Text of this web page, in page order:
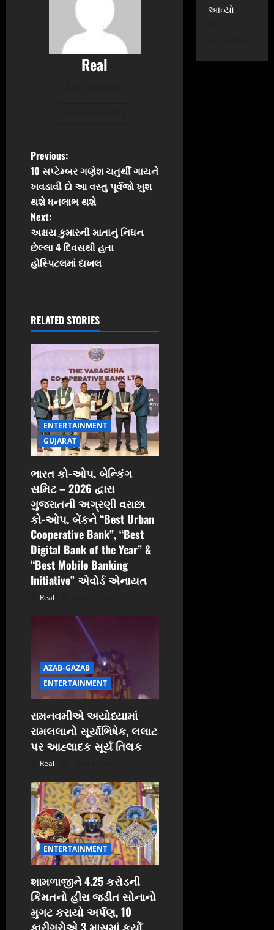
Real
P
o
s
t
n
v
i
g
a
t
i
o
n
Previous:
10 સપ્ટેમ્બર ગણેશ ચતુર્થી ગાયને
ખવડાવી દો આ વસ્તુ પૂર્વજો ખુશ
થશે ધનલાભ થશે
Next:
અક્ષય કુમારની માતાનું નિધન
છેલ્લા 4 દિવસથી હતા
હોસ્પિટલમાં દાખલ
RELATED STORIES
ENTERTAINMENT
GUJARAT
ભારત કો-ઓપ. બેન્કિંગ
સમિટ – 2026 દ્વારા
ગુજરાતની અગ્રણી વરાછા
કો-ઓપ. બેંકને “Best Urban
Cooperative Bank”, “Best
Digital Bank of the Year” &
“Best Mobile Banking
Initiative” એવોર્ડ એનાયત
Real
AZAB-GAZAB
ENTERTAINMENT
રામનવમીએ અયોધ્યામાં
રામલલાનો સૂર્યાભિષેક, લલાટ
પર આહ્લાદક સૂર્ય તિલક
Real
ENTERTAINMENT
શામળાજીને 4.25 કરોડની
કિંમતનો હીરા જડીત સોનાનો
મુગટ કરાયો અર્પણ, 10
કારીગરોએ 3 માસમાં કર્યો
આવ્યો